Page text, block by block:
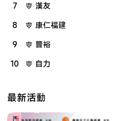
7
漢友
8
康仁福建
9
晉裕
10
自力
最新活動